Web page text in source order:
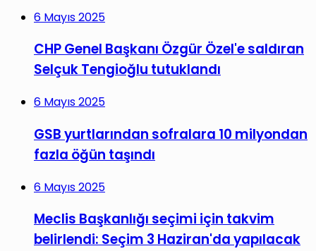
6 Mayıs 2025
CHP Genel Başkanı Özgür Özel'e saldıran
Selçuk Tengioğlu tutuklandı
6 Mayıs 2025
GSB yurtlarından sofralara 10 milyondan
fazla öğün taşındı
6 Mayıs 2025
Meclis Başkanlığı seçimi için takvim
belirlendi: Seçim 3 Haziran'da yapılacak